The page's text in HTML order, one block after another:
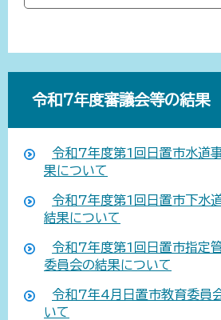
令和7年度審議会等の結果
令和7年度第1回日置市水道
果について
令和7年度第1回日置市下水
結果について
令和7年度第1回日置市指定
委員会の結果について
令和7年4月日置市教育委員
いて